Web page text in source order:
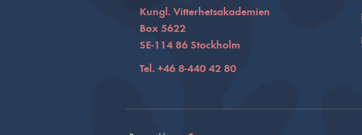
Kungl. Vitterhetsakademien
Box 5622
SE-114 86 Stockholm
Tel. +46 8-440 42 80